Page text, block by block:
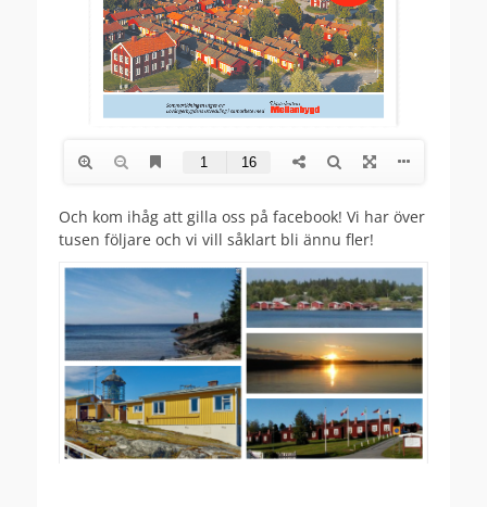
Och kom ihåg att gilla oss på facebook! Vi har över
tusen följare och vi vill såklart bli ännu fler!